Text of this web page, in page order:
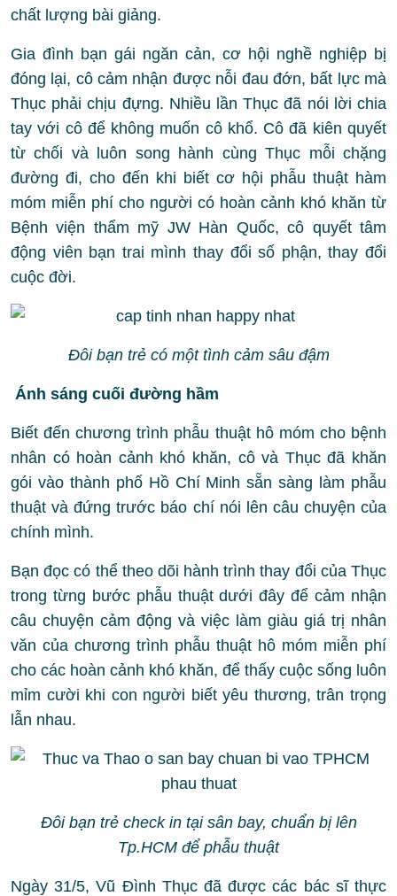
chất lượng bài giảng.
Gia đình bạn gái ngăn cản, cơ hội nghề nghiệp bị
đóng lại, cô cảm nhận được nỗi đau đớn, bất lực mà
Thục phải chịu đựng. Nhiều lần Thục đã nói lời chia
tay với cô để không muốn cô khổ. Cô đã kiên quyết
từ chối và luôn song hành cùng Thục mỗi chặng
đường đi, cho đến khi biết cơ hội phẫu thuật hàm
móm miễn phí cho người có hoàn cảnh khó khăn từ
Bệnh viện thẩm mỹ JW Hàn Quốc, cô quyết tâm
động viên bạn trai mình thay đổi số phận, thay đổi
cuộc đời.
Đôi bạn trẻ có một tình cảm sâu đậm
Ánh sáng cuối đường hầm
Biết đến chương trình phẫu thuật hô móm cho bệnh
nhân có hoàn cảnh khó khăn, cô và Thục đã khăn
gói vào thành phố Hồ Chí Minh sẵn sàng làm phẫu
thuật và đứng trước báo chí nói lên câu chuyện của
chính mình.
Bạn đọc có thể theo dõi hành trình thay đổi của Thục
trong từng bước phẫu thuật dưới đây để cảm nhận
câu chuyện cảm động và việc làm giàu giá trị nhân
văn của chương trình phẫu thuật hô móm miễn phí
cho các hoàn cảnh khó khăn, để thấy cuộc sống luôn
mỉm cười khi con người biết yêu thương, trân trọng
lẫn nhau.
Đôi bạn trẻ check in tại sân bay, chuẩn bị lên
Tp.HCM để phẫu thuật
Ngày 31/5, Vũ Đình Thục đã được các bác sĩ thực